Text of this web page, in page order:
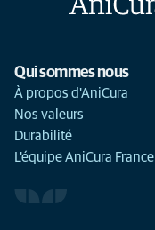
Qui sommes nous
À propos d'AniCura
Nos valeurs
Durabilité
L'équipe AniCura France